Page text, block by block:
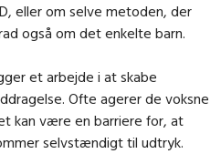
eller om selve metoden, der
også om det enkelte barn.
et arbejde i at skabe
Ofte agerer de voksne
kan være en barriere for, at
selvstændigt til udtryk.